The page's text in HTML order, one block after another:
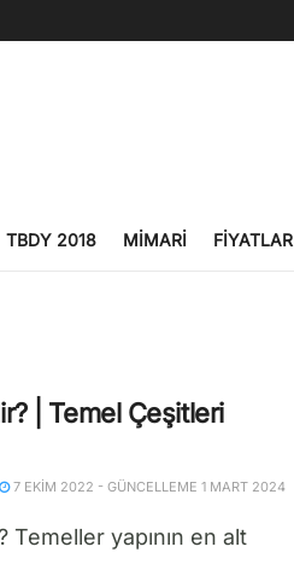
TBDY 2018 MIMARI FIYATLAR
| Temel Çeşitleri
7 EKIM 2022 - GÜNCELLEME 1 MART 2024
Temeller yapının en alt